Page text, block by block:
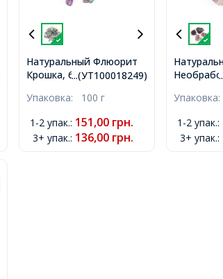
...(УТ100018249)
Натуральный Флюорит
Крошка, 6-19x4-6x3-5мм,
Упаковка: 100 г
1-2 упак.: 151,00 грн.
3+ упак.: 136,00 грн.
39x13-
8шт/100г,
Упаковка:
1-2 упак.:
3+ упак.: